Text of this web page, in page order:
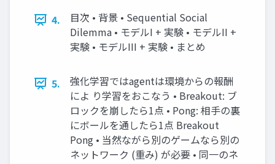
4.
目次 • 背景 • Sequential Social
Dilemma • モデルI + 実験 • モデルII +
実験 • モデルIII + 実験 • まとめ
5.
強化学習ではagentは環境からの報酬
によ り学習をおこなう • Breakout: ブ
ロックを崩したら1点 • Pong: 相手の裏
にボールを通したら1点 Breakout
Pong • 当然ながら別のゲームなら別の
ネットワーク (重み) が必要 • 同一のネ